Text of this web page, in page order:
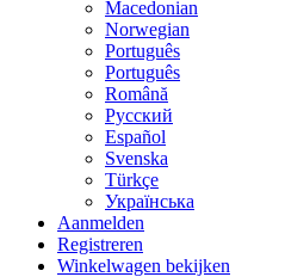
Macedonian
Norwegian
Português
Português
Română
Русский
Español
Svenska
Türkçe
Українська
Aanmelden
Registreren
Winkelwagen bekijken